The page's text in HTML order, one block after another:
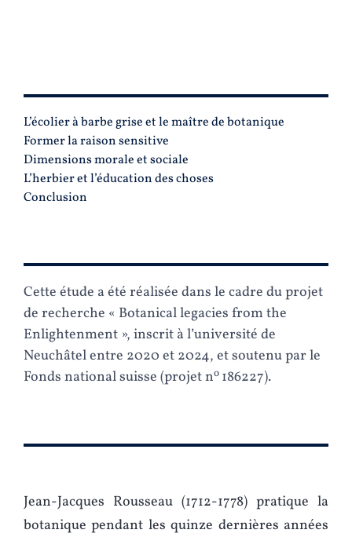
L’écolier à barbe grise et le maître de botanique
Former la raison sensitive
Dimensions morale et sociale
L’herbier et l’éducation des choses
Conclusion
Cette étude a été réalisée dans le cadre du projet
de recherche « Botanical legacies from the
Enlightenment », inscrit à l’université de
Neuchâtel entre 2020 et 2024, et soutenu par le
Fonds national suisse (projet no 186227).
Jean-Jacques Rousseau (1712-1778) pratique la
botanique pendant les quinze dernières années